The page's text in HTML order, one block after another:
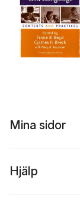
Mina sidor
Hjälp